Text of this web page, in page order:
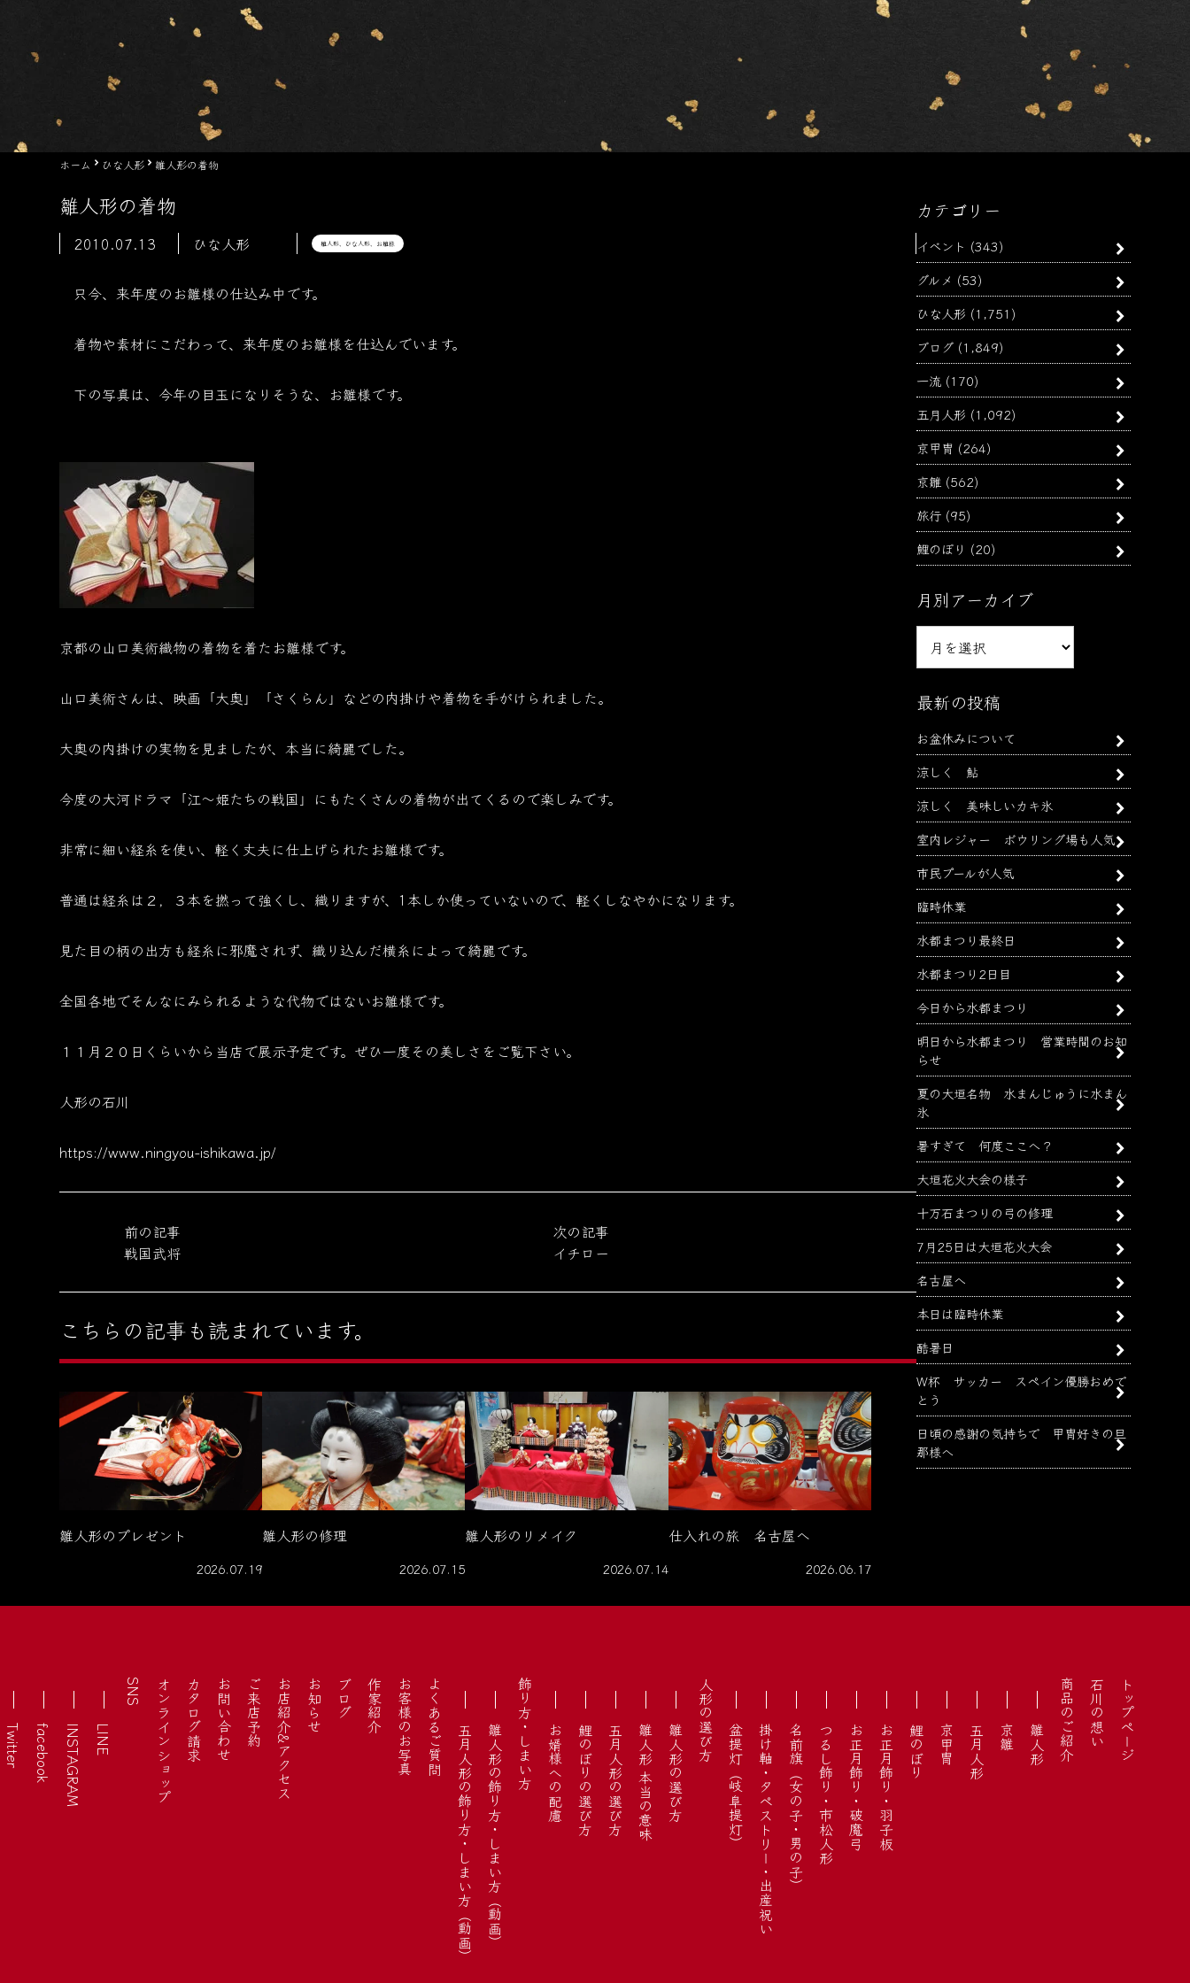
ホーム ひな人形 雛人形の着物
雛人形の着物
2010.07.13 ひな人形 雛人形、ひな人形、お雛様
只今、来年度のお雛様の仕込み中です。
着物や素材にこだわって、来年度のお雛様を仕込んでいます。
下の写真は、今年の目玉になりそうな、お雛様です。
京都の山口美術織物の着物を着たお雛様です。
山口美術さんは、映画「大奥」「さくらん」などの内掛けや着物を手がけられました。
大奥の内掛けの実物を見ましたが、本当に綺麗でした。
今度の大河ドラマ「江～姫たちの戦国」にもたくさんの着物が出てくるので楽しみです。
非常に細い経糸を使い、軽く丈夫に仕上げられたお雛様です。
普通は経糸は２，３本を撚って強くし、織りますが、1本しか使っていないので、軽くしなやかになります。
見た目の柄の出方も経糸に邪魔されず、織り込んだ横糸によって綺麗です。
全国各地でそんなにみられるような代物ではないお雛様です。
１１月２０日くらいから当店で展示予定です。ぜひ一度その美しさをご覧下さい。
人形の石川
https://www.ningyou-ishikawa.jp/
前の記事
戦国武将
次の記事
イチロー
こちらの記事も読まれています。
雛人形のプレゼント
2026.07.19
雛人形の修理
2026.07.15
雛人形のリメイク
2026.07.14
仕入れの旅 名古屋へ
2026.06.17
カテゴリー
イベント (343)
グルメ (53)
ひな人形 (1,751)
ブログ(1,849)
一流(170)
五月人形 (1,092)
京甲冑 (264)
京雛(562)
旅行(95)
鯉のぼり (20)
月別アーカイブ
ー
イ
ブ
最新の投稿
お盆休みについて
涼しく 鮎
涼しく 美味しいカキ氷
室内レジャー ボウリング場も人気
市民プールが人気
臨時休業
水都まつり最終日
水都まつり2日目
今日から水都まつり
明日から水都まつり 営業時間のお知
らせ
夏の大垣名物 水まんじゅうに水まん
氷
暑すぎて 何度ここへ？
大垣花火大会の様子
十万石まつりの弓の修理
7月25日は大垣花火大会
名古屋へ
本日は臨時休業
酷暑日
W杯 サッカー スペイン優勝おめで
とう
日頃の感謝の気持ちで 甲冑好きの旦
那様へ
トップページ
石川の想い
商品のご紹介
雛人形
京雛
五月人形
京甲冑
鯉のぼり
お正月飾り・羽子板
お正月飾り・破魔弓
つるし飾り・市松人形
名前旗（女の子・男の子）
掛け軸・タペストリー・出産祝い
盆提灯（岐阜提灯）
人形の選び方
雛人形の選び方
雛人形 本当の意味
五月人形の選び方
鯉のぼりの選び方
お婿様への配慮
飾り方・しまい方
雛人形の飾り方・しまい方（動画）
五月人形の飾り方・しまい方（動画）
よくあるご質問
お客様のお写真
作家紹介
ブログ
お知らせ
お店紹介&アクセス
ご来店予約
お問い合わせ
カタログ請求
オンラインショップ
SNS
LINE
INSTAGRAM
facebook
Twitter